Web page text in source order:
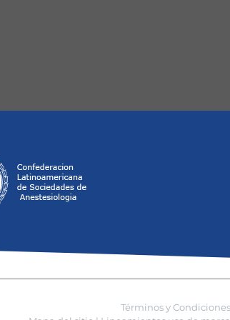
Términos y Condiciones